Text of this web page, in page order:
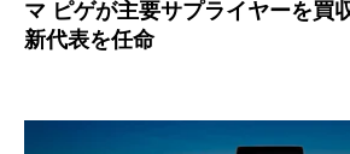
マ ピゲが主要サプライヤーを買
新代表を任命